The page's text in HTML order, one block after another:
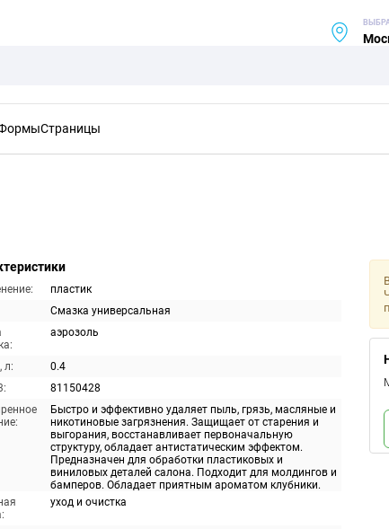
Страницы
пластик
Смазка универсальная
аэрозоль
л:
0.4
81150428
Быстро и эффективно удаляет пыль, грязь, масляные и
никотиновые загрязнения. Защищает от старения и
выгорания, восстанавливает первоначальную
структуру, обладает антистатическим эффектом.
Предназначен для обработки пластиковых и
виниловых деталей салона. Подходит для молдингов и
бамперов. Обладает приятным ароматом клубники.
уход и очистка